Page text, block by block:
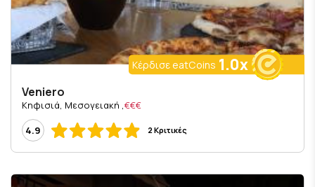
Κέρδισε eatCoins 1.0x
Veniero
€€€
, Κηφισιά, Μεσογειακή
4.9
2 Κριτικές